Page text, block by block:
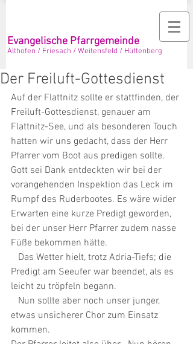
Evangelische Pfarrgemeinde
Althofen / Friesach / Weitensfeld / Hüttenberg
Der Freiluft-Gottesdienst
Auf der Flattnitz sollte er stattfinden, der
Freiluft-Gottesdienst, genauer am
Flattnitz-See, und als besonderen Touch
hatten wir uns gedacht, dass der Herr
Pfarrer vom Boot aus predigen sollte.
Gott sei Dank entdeckten wir bei der
vorangehenden Inspektion das Leck im
Rumpf des Ruderbootes. Es wäre wider
Erwarten eine kurze Predigt geworden,
bei der unser Herr Pfarrer zudem nasse
Füße bekommen hätte.
Predigt am Seeufer war beendet, als es
leicht zu tröpfeln begann.
etwas unsicherer Chor zum Einsatz
kommen.